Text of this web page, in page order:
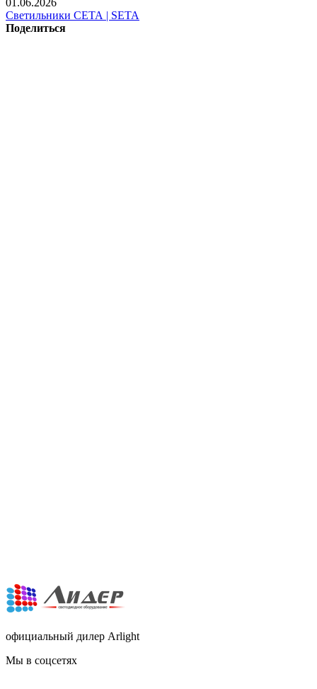
Светильники СЕТА | SETA
Поделиться
официальный дилер Arlight
Мы в соцсетях